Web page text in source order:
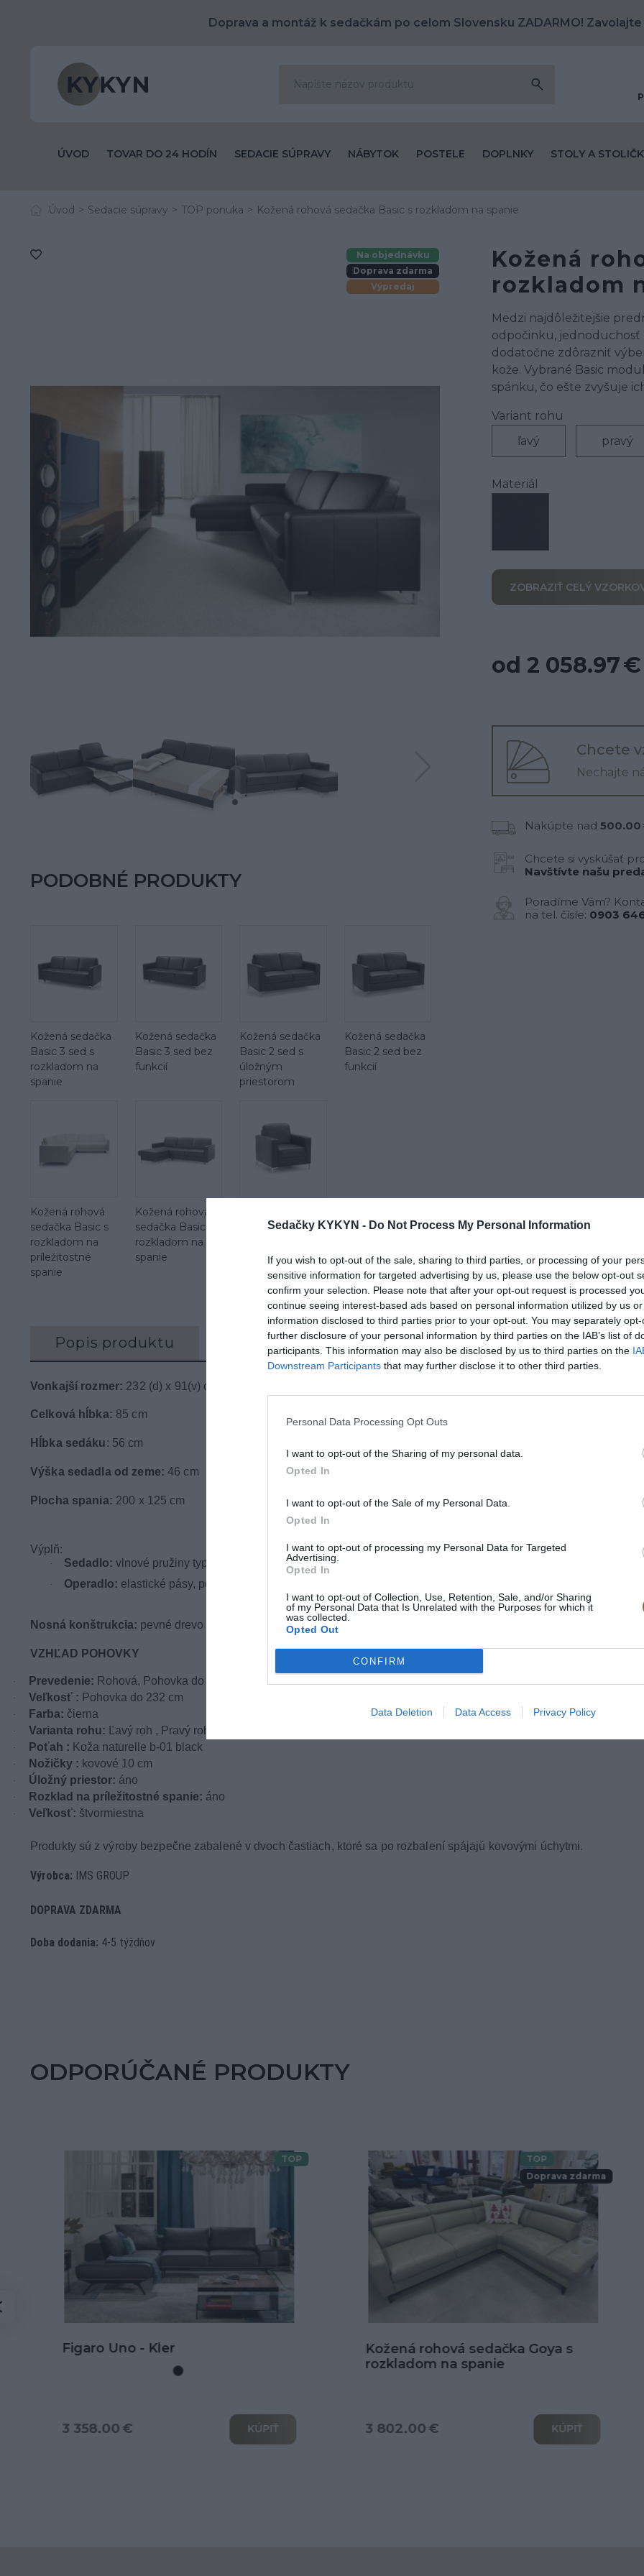
Sedačky KYKYN - Do Not Process My Personal Information
If you wish to opt-out of the sale, sharing to third parties, or processing of your
sensitive information for targeted advertising by us, please use the below opt-out
confirm your selection. Please note that after your opt-out request is processed
continue seeing interest-based ads based on personal information utilized by us
information disclosed to third parties prior to your opt-out. You may separately
further disclosure of your personal information by third parties on the IAB’s list of
participants. This information may also be disclosed by us to third parties on the
Downstream Participants that may further disclose it to other third parties.
Personal Data Processing Opt Outs
I want to opt-out of the Sharing of my personal data.
Opted In
I want to opt-out of the Sale of my Personal Data.
Opted In
I want to opt-out of processing my Personal Data for Targeted
Advertising.
Opted In
I want to opt-out of Collection, Use, Retention, Sale, and/or Sharing
of my Personal Data that Is Unrelated with the Purposes for which it
was collected.
Opted Out
CONFIRM
Data Deletion Data Access Privacy Policy
Doprava a montáž k sedačkám po celom Slovensku ZADARMO! Zavolajte
ÚVOD TOVAR DO 24 HODÍN SEDACIE SÚPRAVY NÁBYTOK POSTELE DOPLNKY STOLY A
Úvod Sedacie súpravy TOP ponuka Kožená rohová sedačka Basic s rozkladom na spanie
Kožená
rozkladom
Medzi najdôležitejšie
odpočinku, jednoduchosť
dodatočne zdôrazniť
kože. Vybrané Basic
spánku, čo ešte zvyšuje
Variant rohu
ľavý
pravý
Materiál
ZOBRAZIŤ CELÝ
od 2 058.97 €
Chcete
Nechajte
Nakúpte nad 500.00
Chcete si vyskúšať
Navštívte našu
Poradíme Vám?
na tel. čísle: 0903
Na objednávku
Doprava zdarma
Výpredaj
PODOBNÉ PRODUKTY
Kožená sedačka
Basic 3 sed s
rozkladom na
spanie
Kožená sedačka
Basic 3 sed bez
funkcií
Kožená sedačka
Basic 2 sed s
úložným
priestorom
Kožená sedačka
Basic 2 sed bez
funkcií
Kožená rohová
sedačka Basic s
rozkladom na
príležitostné
spanie
Kožená rohová
sedačka Basic s
rozkladom na
spanie
Popis produktu Recenzie (0)
Vonkajší rozmer: 232 (d) x 91(v) cm x 165 (h)
Celková hĺbka: 85 cm
Hĺbka sedáku: 56 cm
Výška sedadla od zeme: 46 cm
Plocha spania: 200 x 125 cm
Výplň:
· Sedadlo: vlnové pružiny typu B, vysoko pružná pena
· Operadlo: elastické pásy, polyuretánová pena
Nosná konštrukcia: pevné drevo
VZHĽAD POHOVKY
· Prevedenie: Rohová, Pohovka do L
· Veľkosť : Pohovka do 232 cm
· Farba: čierna
· Varianta rohu: Ľavý roh , Pravý roh,
· Poťah : Koža naturelle b-01 black
· Nožičky : kovové 10 cm
· Úložný priestor: áno
· Rozklad na príležitostné spanie: áno
· Veľkosť: štvormiestna
Produkty sú z výroby bezpečne zabalené v dvoch častiach, ktoré sa po rozbalení spájajú kovovými úchytmi.
Výrobca: IMS GROUP
DOPRAVA ZDARMA
Doba dodania: 4-5 týždňov
ODPORÚČANÉ PRODUKTY
TOP
Doprava zdarma
Kožená rohová sedačka Goya s
rozkladom na spanie
3 802.00 € KÚPIŤ
TOP
Doprava zdarma
Kožená sedačka Alexandria v tvare
U
od 6 039.00 € KÚPIŤ